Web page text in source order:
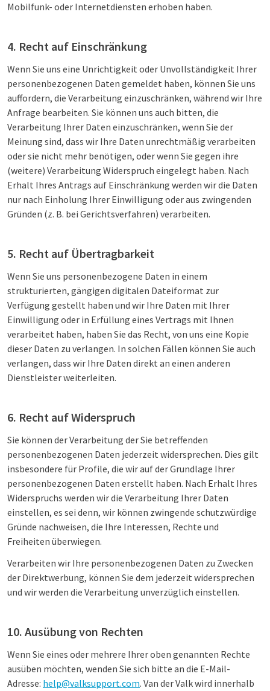
Mobilfunk- oder Internetdiensten erhoben haben.
4. Recht auf Einschränkung
Wenn Sie uns eine Unrichtigkeit oder Unvollständigkeit Ihrer
personenbezogenen Daten gemeldet haben, können Sie uns
auffordern, die Verarbeitung einzuschränken, während wir Ihre
Anfrage bearbeiten. Sie können uns auch bitten, die
Verarbeitung Ihrer Daten einzuschränken, wenn Sie der
Meinung sind, dass wir Ihre Daten unrechtmäßig verarbeiten
oder sie nicht mehr benötigen, oder wenn Sie gegen ihre
(weitere) Verarbeitung Widerspruch eingelegt haben. Nach
Erhalt Ihres Antrags auf Einschränkung werden wir die Daten
nur nach Einholung Ihrer Einwilligung oder aus zwingenden
Gründen (z. B. bei Gerichtsverfahren) verarbeiten.
5. Recht auf Übertragbarkeit
Wenn Sie uns personenbezogene Daten in einem
strukturierten, gängigen digitalen Dateiformat zur
Verfügung gestellt haben und wir Ihre Daten mit Ihrer
Einwilligung oder in Erfüllung eines Vertrags mit Ihnen
verarbeitet haben, haben Sie das Recht, von uns eine Kopie
dieser Daten zu verlangen. In solchen Fällen können Sie auch
verlangen, dass wir Ihre Daten direkt an einen anderen
Dienstleister weiterleiten.
6. Recht auf Widerspruch
Sie können der Verarbeitung der Sie betreffenden
personenbezogenen Daten jederzeit widersprechen. Dies gilt
insbesondere für Profile, die wir auf der Grundlage Ihrer
personenbezogenen Daten erstellt haben. Nach Erhalt Ihres
Widerspruchs werden wir die Verarbeitung Ihrer Daten
einstellen, es sei denn, wir können zwingende schutzwürdige
Gründe nachweisen, die Ihre Interessen, Rechte und
Freiheiten überwiegen.
Verarbeiten wir Ihre personenbezogenen Daten zu Zwecken
der Direktwerbung, können Sie dem jederzeit widersprechen
und wir werden die Verarbeitung unverzüglich einstellen.
10. Ausübung von Rechten
Wenn Sie eines oder mehrere Ihrer oben genannten Rechte
ausüben möchten, wenden Sie sich bitte an die E-Mail-
Adresse: help@valksupport.com. Van der Valk wird innerhalb